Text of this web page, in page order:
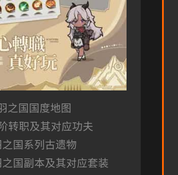
之国国度地图
转职及其对应功夫
国系列古遗物
之国副本及其对应套装